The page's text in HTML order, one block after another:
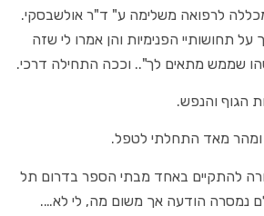
לרפואה משלימה ע" ד"ר אולשבסקי.
תחושותיי הפנימיות והן אמרו לי שזה
שממש מתאים לך".. וככה התחילה דרכי.
הגוף והנפש.
ומהר מאד התחלתי לטפל.
להתקיים באחד מבתי הספר בדרום תל
נמסרה הודעה אך משום מה, לי לא….